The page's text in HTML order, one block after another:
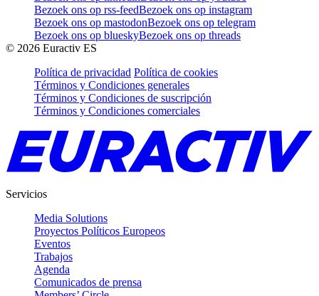
Bezoek ons op rss-feedBezoek ons op instagram
Bezoek ons op mastodonBezoek ons op telegram
Bezoek ons op blueskyBezoek ons op threads
© 2026 Euractiv ES
Política de privacidad Política de cookies
Términos y Condiciones generales
Términos y Condiciones de suscripción
Términos y Condiciones comerciales
Servicios
Media Solutions
Proyectos Políticos Europeos
Eventos
Trabajos
Agenda
Comunicados de prensa